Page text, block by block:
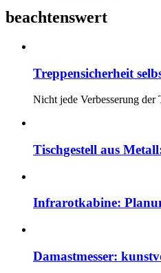
beachtenswert
Treppensicherheit
Nicht jede Verbesserung der
Tischgestell aus
Infrarotkabine:
Damastmesser: